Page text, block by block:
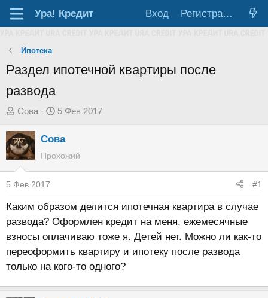
Ура! Кредит Вход Регистрация
Ипотека
Раздел ипотечной квартиры после
развода
А
т
о
р
т
е
м
ы
Сова
Д
т
а
ч
а
л
а
5 Фев 2017
Сова
Прохожий
5 Фев 2017 #1
Каким образом делится ипотечная квартира в случае
развода? Оформлен кредит на меня, ежемесячные
взносы оплачиваю тоже я. Детей нет. Можно ли как-то
переоформить квартиру и ипотеку после развода
только на кого-то одного?